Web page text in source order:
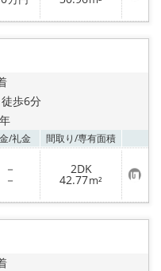
録
気
に
り
歩6分
/礼金 間取り/専有面積
－
－
2DK
42.77m² お
気
に
り